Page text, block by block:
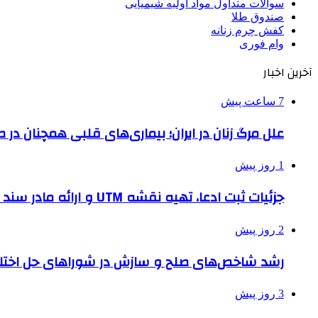
سوالات متداول مواد اولیه شیمیایی
صندوق طلا
کفش چرم زنانه
وام فوری
آخرین اخبار
7 ساعت پیش
علل مرگ زنان در ایران؛ بیماری‌های قلبی همچنان در
1 روز پیش
جزئیات ثبت ادعا، تهیه نقشه UTM و ارائه مادر سند اعلام شد
2 روز پیش
رشد شاخص‌های صلح و سازش در شوراهای حل
3 روز پیش